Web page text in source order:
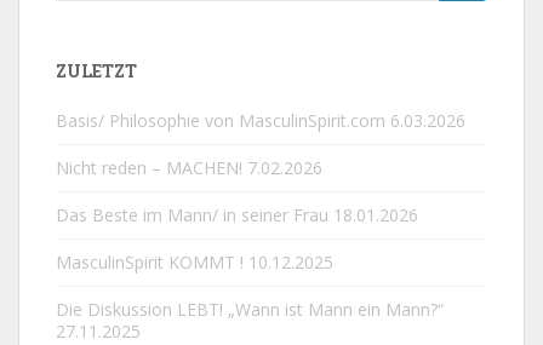
ZULETZT
Basis/ Philosophie von MasculinSpirit.com 6.03.2026
Nicht reden – MACHEN! 7.02.2026
Das Beste im Mann/ in seiner Frau 18.01.2026
MasculinSpirit KOMMT ! 10.12.2025
Die Diskussion LEBT! „Wann ist Mann ein Mann?“
27.11.2025